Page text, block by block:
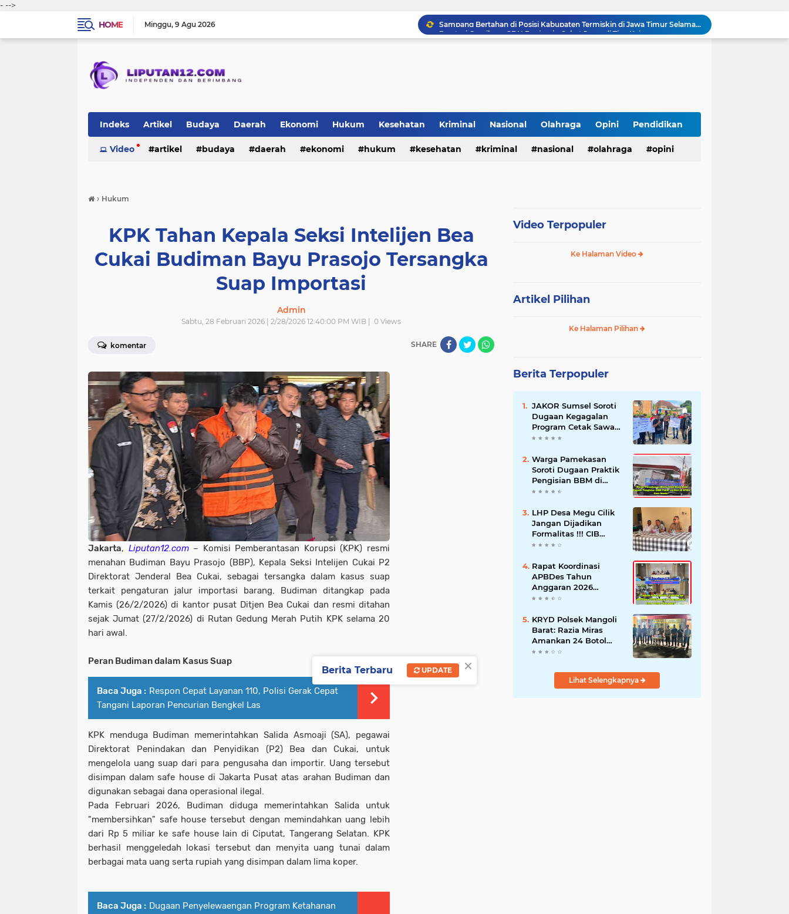
- -->
HOME
Minggu 9 Agu 2026
Prestasi Gemilang, SDN Banjarejo Sabet Juara di Tiga Kejuaraan
KRYD Polsek Mangoli Barat: Razia Miras Amankan 24 Botol Cap Tikus
Mumpung Hari Minggu, Perangkat Desa Tamberu Barat Kerja Bakti Bersihkan Tebing Sungai Jembatan Panjegan
Indeks Artikel Budaya Daerah Ekonomi Hukum Kesehatan Kriminal Nasional Olahraga Opini Pendidikan
Peristiwa Politik TNI-Polri sosial
Video artikel budaya daerah ekonomi hukum kesehatan kriminal nasional olahraga opini
› Hukum
KPK Tahan Kepala Seksi Intelijen Bea
Cukai Budiman Bayu Prasojo Tersangka
Suap Importasi
Admin
Sabtu, 28 Februari 2026 | 2/28/2026 12:40:00 PM WIB | 0 Views
komentar SHARE
Jakarta, Liputan12.com– Komisi Pemberantasan Korupsi (KPK) resmi
menahan Budiman Bayu Prasojo (BBP), Kepala Seksi Intelijen Cukai P2
Direktorat Jenderal Bea Cukai, sebagai tersangka dalam kasus suap
terkait pengaturan jalur importasi barang. Budiman ditangkap pada
Kamis (26/2/2026) di kantor pusat Ditjen Bea Cukai dan resmi ditahan
sejak Jumat (27/2/2026) di Rutan Gedung Merah Putih KPK selama 20
hari awal.
Peran Budiman dalam Kasus Suap
Baca Juga : Respon Cepat Layanan 110, Polisi Gerak Cepat
Tangani Laporan Pencurian Bengkel Las
KPK menduga Budiman memerintahkan Salida Asmoaji (SA), pegawai
Direktorat Penindakan dan Penyidikan (P2) Bea dan Cukai, untuk
mengelola uang suap dari para pengusaha dan importir. Uang tersebut
disimpan dalam safe house di Jakarta Pusat atas arahan Budiman dan
digunakan sebagai dana operasional ilegal.
Pada Februari 2026, Budiman diduga memerintahkan Salida untuk
"membersihkan" safe house tersebut dengan memindahkan uang lebih
dari Rp 5 miliar ke safe house lain di Ciputat, Tangerang Selatan. KPK
berhasil menggeledah lokasi tersebut dan menyita uang tunai dalam
berbagai mata uang serta rupiah yang disimpan dalam lima koper.
Baca Juga : Dugaan Penyelewaengan Program Ketahanan
Video Terpopuler
Ke Halaman Video
Artikel Pilihan
Ke Halaman Pilihan
Berita Terpopuler
JAKOR Sumsel Soroti
Dugaan Kegagalan
Program Cetak Sawah
Rp105 Miliar di Ogan
Pertanian Mundur
Warga Pamekasan
Soroti Dugaan Praktik
Pengisian BBM di
SPBU Cem Manis,
Pengawasan
LHP Desa Megu Cilik
Jangan Dijadikan
Formalitas !!! CIB
Desak Inspektorat
dan Hentikan Dugaan
Permainan Oknum
Rapat Koordinasi
APBDes Tahun
Anggaran 2026
Semester II,
Sokobanah Libatkan 12
Desa
KRYD Polsek Mangoli
Barat: Razia Miras
Amankan 24 Botol
Cap Tikus
Lihat Selengkapnya
×
Berita Terbaru UPDATE